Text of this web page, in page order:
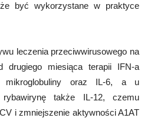
być wykorzystane w praktyce
leczenia przeciwwirusowego na
drugiego miesiąca terapii IFN-a
mikroglobuliny oraz IL-6, a u
także IL-12, czemu
i zmniejszenie aktywności A1AT